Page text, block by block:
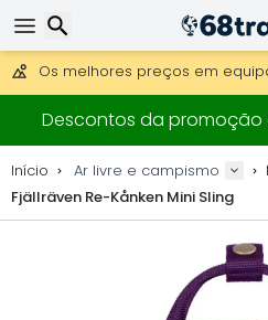
Overnight DHL Express também
30 dias para devolução, 90
Os melhores preços em
Descontos da promoção
Início Ar livre e campismo
Fjällräven Re-Kånken Mini Sling
Pesquisar